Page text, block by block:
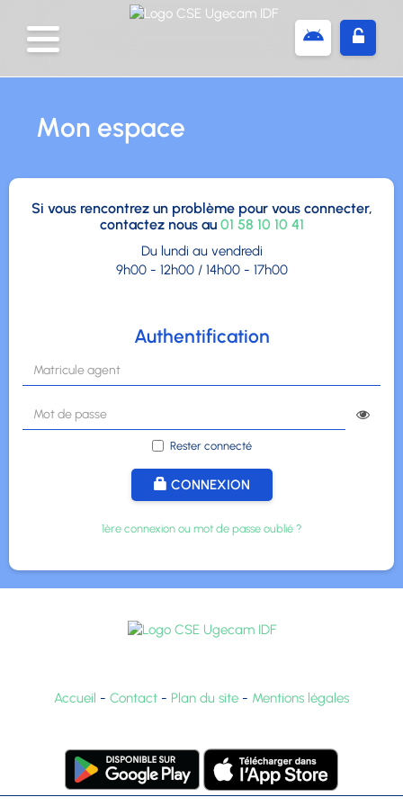
Mon espace
Si vous rencontrez un problème pour vous connecter,
contactez nous au 01 58 10 10 41
Du lundi au vendredi
9h00 - 12h00 / 14h00 - 17h00
Authentification
Rester connecté
CONNEXION
1ère connexion ou mot de passe oublié ?
Accueil - Contact - Plan du site - Mentions légales
Panneau de gestion des cookies